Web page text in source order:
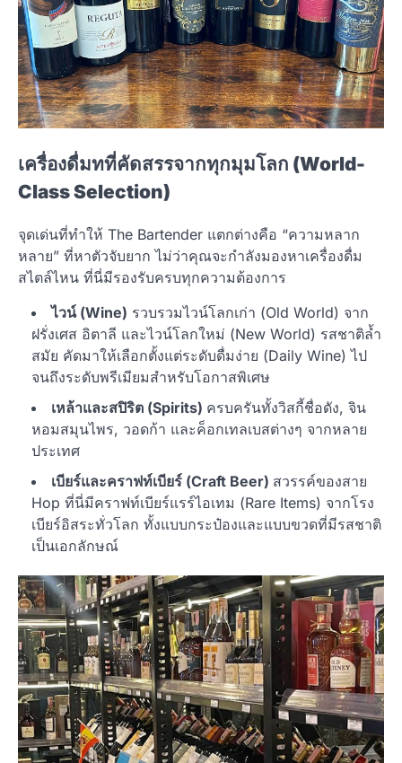
เครื่องดื่มทที่คัดสรรจากทุกมุมโลก (World-
Class Selection)
จุดเด่นที่ทำให้ The Bartender แตกต่างคือ “ความหลาก
หลาย” ที่หาตัวจับยาก ไม่ว่าคุณจะกำลังมองหาเครื่องดื่ม
สไตล์ไหน ที่นี่มีรองรับครบทุกความต้องการ
ไวน์ (Wine) รวบรวมไวน์โลกเก่า (Old World) จาก
ฝรั่งเศส อิตาลี และไวน์โลกใหม่ (New World) รสชาติล้ำ
สมัย คัดมาให้เลือกตั้งแต่ระดับดื่มง่าย (Daily Wine) ไป
จนถึงระดับพรีเมียมสำหรับโอกาสพิเศษ
เหล้าและสปิริต (Spirits) ครบครันทั้งวิสกี้ชื่อดัง, จิน
หอมสมุนไพร, วอดก้า และค็อกเทลเบสต่างๆ จากหลาย
ประเทศ
เบียร์และคราฟท์เบียร์ (Craft Beer) สวรรค์ของสาย
Hop ที่นี่มีคราฟท์เบียร์แรร์ไอเทม (Rare Items) จากโรง
เบียร์อิสระทั่วโลก ทั้งแบบกระป๋องและแบบขวดที่มีรสชาติ
เป็นเอกลักษณ์